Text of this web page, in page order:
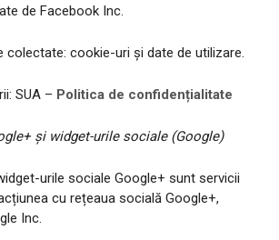
de Facebook Inc.
cookie-uri și date de utilizare.
SUA – Politica de confidențialitate
și widget-urile sociale (Google)
urile sociale Google+ sunt servicii
cu rețeaua socială Google+,
Inc.